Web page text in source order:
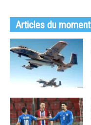
Articles du moment